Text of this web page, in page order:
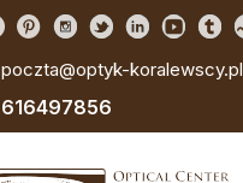
poczta@optyk-koralewscy.pl
616497856